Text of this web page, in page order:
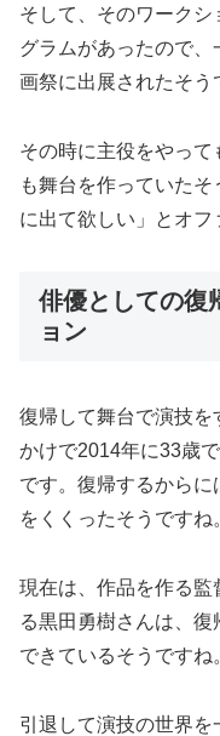
そして、そのワークシ
グラムがあったので
画祭に出展されたそう
その時に主役をやっ
も舞台を作っていた
に出て欲しい」とオフ
俳優としての復
ョン
復帰して舞台で演技を
かけで2014年に33歳
です。復帰するから
をくくったそうですね
現在は、作品を作る
る黒田勇樹さんは、
できているそうですね
引退して演技の世界